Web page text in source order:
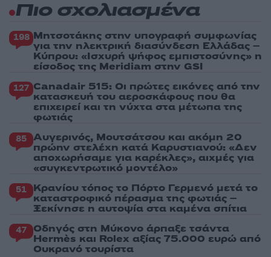
Πιο σχολιασμένα
198 Μητσοτάκης στην υπογραφή συμφωνίας
για την ηλεκτρική διασύνδεση Ελλάδας –
Κύπρου: «Ισχυρή ψήφος εμπιστοσύνης» η
είσοδος της Meridiam στην GSI
127 Canadair 515: Οι πρώτες εικόνες από την
κατασκευή του αεροσκάφους που θα
επιχειρεί και τη νύχτα στα μέτωπα της
φωτιάς
85 Αυγερινός, Μουτσάτσου και ακόμη 20
πρώην στελέχη κατά Καρυστιανού: «Δεν
αποχωρήσαμε για καρέκλες», αιχμές για
«συγκεντρωτικό μοντέλο»
51 Κρανίου τόπος το Πόρτο Γερμενό μετά το
καταστροφικό πέρασμα της φωτιάς –
Ξεκίνησε η αυτοψία στα καμένα σπίτια
47 Οδηγός στη Μύκονο άρπαξε τσάντα
Hermès και Rolex αξίας 75.000 ευρώ από
Ουκρανό τουρίστα